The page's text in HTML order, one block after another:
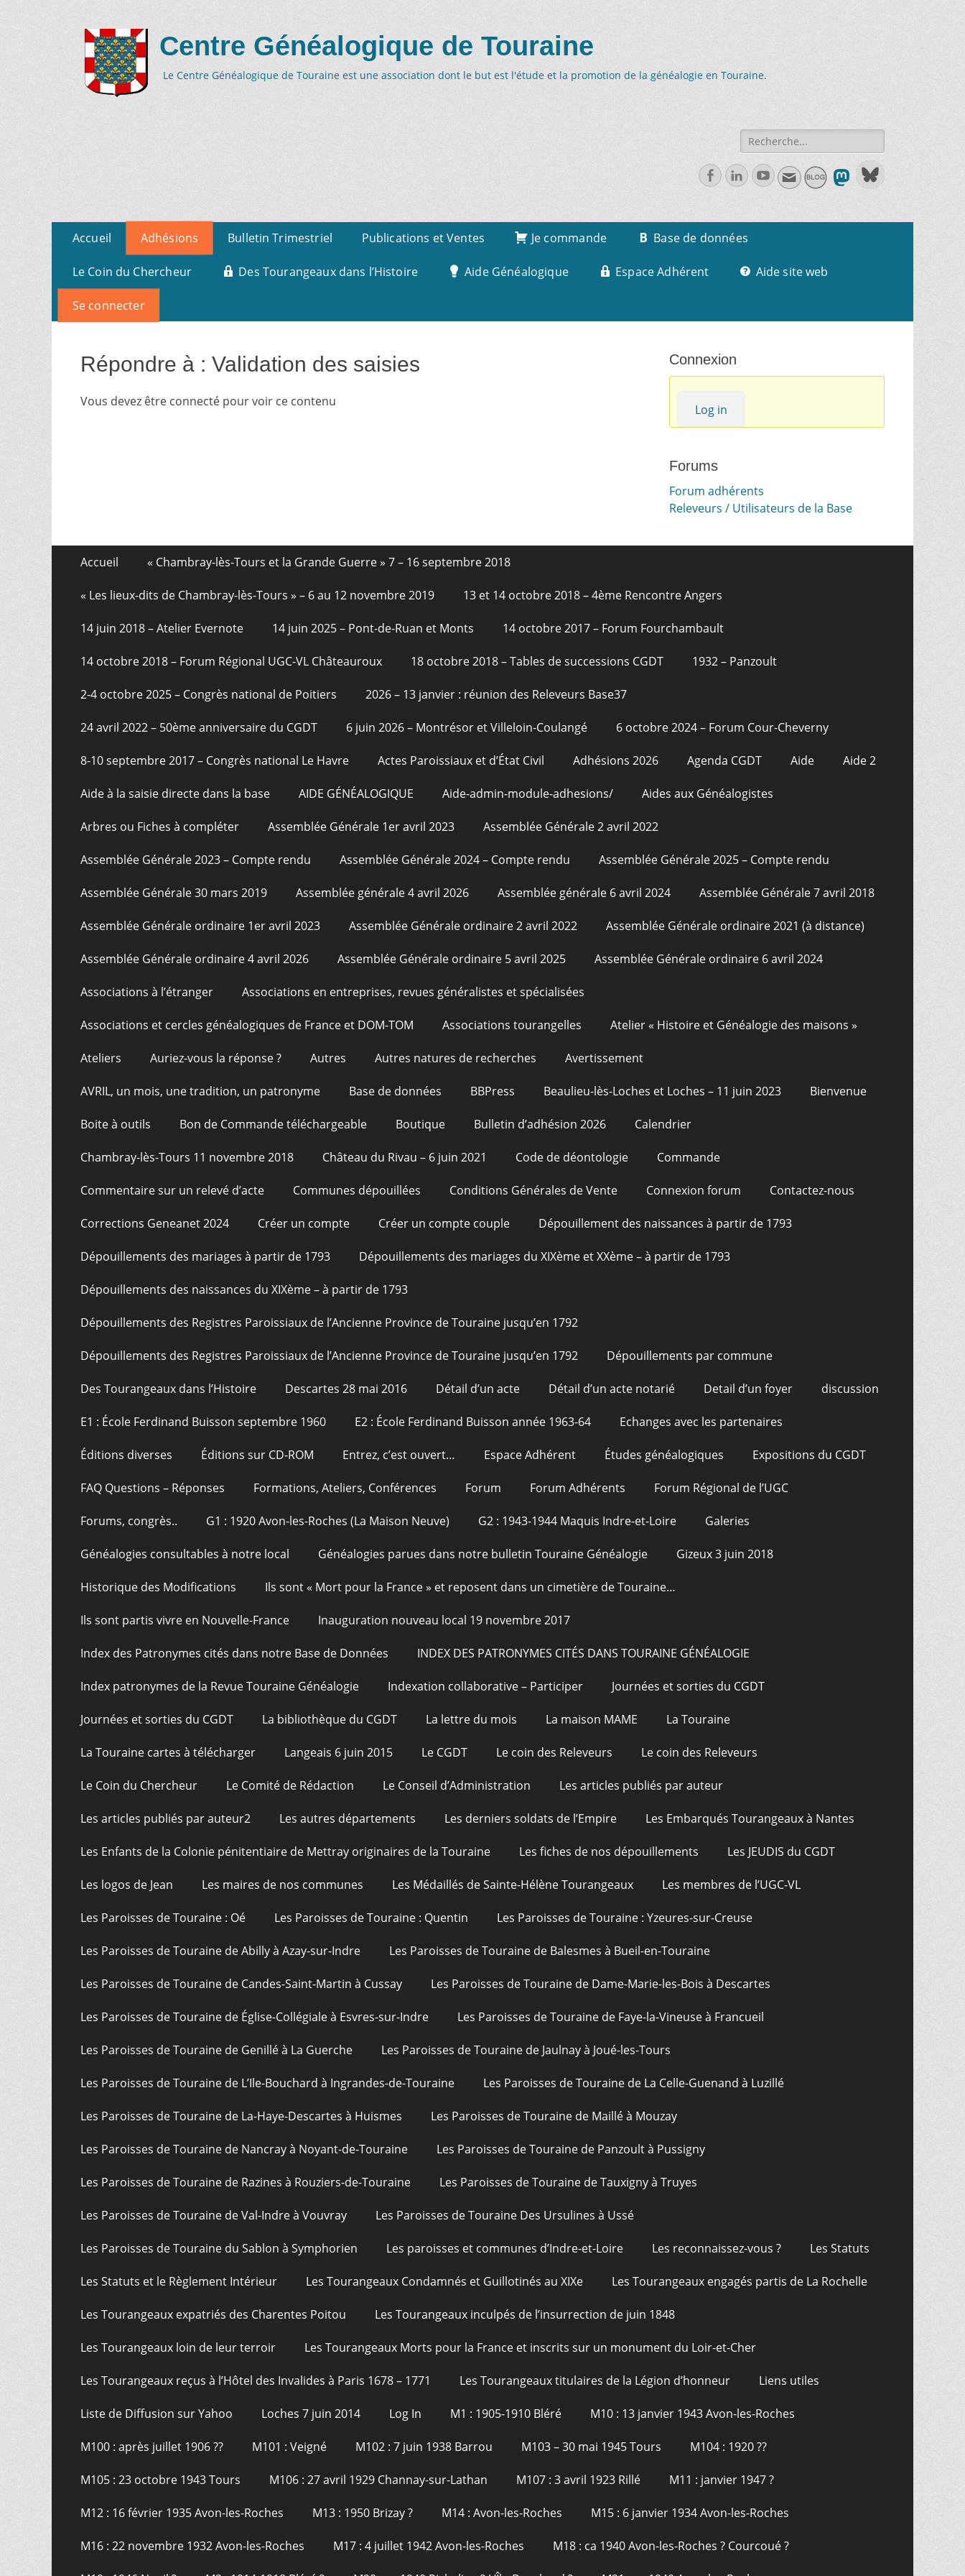
Centre Généalogique de Touraine
Le Centre Généalogique de Touraine est une association dont le but est l'étude et la promotion de la généalogie en Touraine.
Recherche
de:
FacebookLinkedlnYoutube
Menu
primaire
contenu
Accueil Adhésions Bulletin Trimestriel Publications et Ventes Je commande Base de données
Le Coin du Chercheur Des Tourangeaux dans l’Histoire Aide Généalogique Espace Adhérent Aide site web
Se connecter
Répondre à : Validation des saisies
Vous devez être connecté pour voir ce contenu
Connexion
Log in
Forums
Forum adhérents
Releveurs / Utilisateurs de la Base
Menu
de
page
contenu
Accueil « Chambray-lès-Tours et la Grande Guerre » 7 – 16 septembre 2018
« Les lieux-dits de Chambray-lès-Tours » – 6 au 12 novembre 2019 13 et 14 octobre 2018 – 4ème Rencontre Angers
14 juin 2018 – Atelier Evernote 14 juin 2025 – Pont-de-Ruan et Monts 14 octobre 2017 – Forum Fourchambault
14 octobre 2018 – Forum Régional UGC-VL Châteauroux 18 octobre 2018 – Tables de successions CGDT 1932 – Panzoult
2-4 octobre 2025 – Congrès national de Poitiers 2026 – 13 janvier : réunion des Releveurs Base37
24 avril 2022 – 50ème anniversaire du CGDT 6 juin 2026 – Montrésor et Villeloin-Coulangé 6 octobre 2024 – Forum Cour-Cheverny
8-10 septembre 2017 – Congrès national Le Havre Actes Paroissiaux et d’État Civil Adhésions 2026 Agenda CGDT Aide Aide 2
Aide à la saisie directe dans la base AIDE GÉNÉALOGIQUE Aide-admin-module-adhesions/ Aides aux Généalogistes
Arbres ou Fiches à compléter Assemblée Générale 1er avril 2023 Assemblée Générale 2 avril 2022
Assemblée Générale 2023 – Compte rendu Assemblée Générale 2024 – Compte rendu Assemblée Générale 2025 – Compte rendu
Assemblée Générale 30 mars 2019 Assemblée générale 4 avril 2026 Assemblée générale 6 avril 2024 Assemblée Générale 7 avril 2018
Assemblée Générale ordinaire 1er avril 2023 Assemblée Générale ordinaire 2 avril 2022 Assemblée Générale ordinaire 2021 (à distance)
Assemblée Générale ordinaire 4 avril 2026 Assemblée Générale ordinaire 5 avril 2025 Assemblée Générale ordinaire 6 avril 2024
Associations à l’étranger Associations en entreprises, revues généralistes et spécialisées
Associations et cercles généalogiques de France et DOM-TOM Associations tourangelles Atelier « Histoire et Généalogie des maisons »
Ateliers Auriez-vous la réponse ? Autres Autres natures de recherches Avertissement
AVRIL, un mois, une tradition, un patronyme Base de données BBPress Beaulieu-lès-Loches et Loches – 11 juin 2023 Bienvenue
Boite à outils Bon de Commande téléchargeable Boutique Bulletin d’adhésion 2026 Calendrier
Chambray-lès-Tours 11 novembre 2018 Château du Rivau – 6 juin 2021 Code de déontologie Commande
Commentaire sur un relevé d’acte Communes dépouillées Conditions Générales de Vente Connexion forum Contactez-nous
Corrections Geneanet 2024 Créer un compte Créer un compte couple Dépouillement des naissances à partir de 1793
Dépouillements des mariages à partir de 1793 Dépouillements des mariages du XIXème et XXème – à partir de 1793
Dépouillements des naissances du XIXème – à partir de 1793
Dépouillements des Registres Paroissiaux de l’Ancienne Province de Touraine jusqu’en 1792
Dépouillements des Registres Paroissiaux de l’Ancienne Province de Touraine jusqu’en 1792 Dépouillements par commune
Des Tourangeaux dans l’Histoire Descartes 28 mai 2016 Détail d’un acte Détail d’un acte notarié Detail d’un foyer discussion
E1 : École Ferdinand Buisson septembre 1960 E2 : École Ferdinand Buisson année 1963-64 Echanges avec les partenaires
Éditions diverses Éditions sur CD-ROM Entrez, c’est ouvert… Espace Adhérent Études généalogiques Expositions du CGDT
FAQ Questions – Réponses Formations, Ateliers, Conférences Forum Forum Adhérents Forum Régional de l’UGC
Forums, congrès.. G1 : 1920 Avon-les-Roches (La Maison Neuve) G2 : 1943-1944 Maquis Indre-et-Loire Galeries
Généalogies consultables à notre local Généalogies parues dans notre bulletin Touraine Généalogie Gizeux 3 juin 2018
Historique des Modifications Ils sont « Mort pour la France » et reposent dans un cimetière de Touraine…
Ils sont partis vivre en Nouvelle-France Inauguration nouveau local 19 novembre 2017
Index des Patronymes cités dans notre Base de Données INDEX DES PATRONYMES CITÉS DANS TOURAINE GÉNÉALOGIE
Index patronymes de la Revue Touraine Généalogie Indexation collaborative – Participer Journées et sorties du CGDT
Journées et sorties du CGDT La bibliothèque du CGDT La lettre du mois La maison MAME La Touraine
La Touraine cartes à télécharger Langeais 6 juin 2015 Le CGDT Le coin des Releveurs Le coin des Releveurs
Le Coin du Chercheur Le Comité de Rédaction Le Conseil d’Administration Les articles publiés par auteur
Les articles publiés par auteur2 Les autres départements Les derniers soldats de l’Empire Les Embarqués Tourangeaux à Nantes
Les Enfants de la Colonie pénitentiaire de Mettray originaires de la Touraine Les fiches de nos dépouillements Les JEUDIS du CGDT
Les logos de Jean Les maires de nos communes Les Médaillés de Sainte-Hélène Tourangeaux Les membres de l’UGC-VL
Les Paroisses de Touraine : Oé Les Paroisses de Touraine : Quentin Les Paroisses de Touraine : Yzeures-sur-Creuse
Les Paroisses de Touraine de Abilly à Azay-sur-Indre Les Paroisses de Touraine de Balesmes à Bueil-en-Touraine
Les Paroisses de Touraine de Candes-Saint-Martin à Cussay Les Paroisses de Touraine de Dame-Marie-les-Bois à Descartes
Les Paroisses de Touraine de Église-Collégiale à Esvres-sur-Indre Les Paroisses de Touraine de Faye-la-Vineuse à Francueil
Les Paroisses de Touraine de Genillé à La Guerche Les Paroisses de Touraine de Jaulnay à Joué-les-Tours
Les Paroisses de Touraine de L’Ile-Bouchard à Ingrandes-de-Touraine Les Paroisses de Touraine de La Celle-Guenand à Luzillé
Les Paroisses de Touraine de La-Haye-Descartes à Huismes Les Paroisses de Touraine de Maillé à Mouzay
Les Paroisses de Touraine de Nancray à Noyant-de-Touraine Les Paroisses de Touraine de Panzoult à Pussigny
Les Paroisses de Touraine de Razines à Rouziers-de-Touraine Les Paroisses de Touraine de Tauxigny à Truyes
Les Paroisses de Touraine de Val-Indre à Vouvray Les Paroisses de Touraine Des Ursulines à Ussé
Les Paroisses de Touraine du Sablon à Symphorien Les paroisses et communes d’Indre-et-Loire Les reconnaissez-vous ? Les Statuts
Les Statuts et le Règlement Intérieur Les Tourangeaux Condamnés et Guillotinés au XIXe Les Tourangeaux engagés partis de La Rochelle
Les Tourangeaux expatriés des Charentes Poitou Les Tourangeaux inculpés de l’insurrection de juin 1848
Les Tourangeaux loin de leur terroir Les Tourangeaux Morts pour la France et inscrits sur un monument du Loir-et-Cher
Les Tourangeaux reçus à l’Hôtel des Invalides à Paris 1678 – 1771 Les Tourangeaux titulaires de la Légion d’honneur Liens utiles
Liste de Diffusion sur Yahoo Loches 7 juin 2014 Log In M1 : 1905-1910 Bléré M10 : 13 janvier 1943 Avon-les-Roches
M100 : après juillet 1906 ?? M101 : Veigné M102 : 7 juin 1938 Barrou M103 – 30 mai 1945 Tours M104 : 1920 ??
M105 : 23 octobre 1943 Tours M106 : 27 avril 1929 Channay-sur-Lathan M107 : 3 avril 1923 Rillé M11 : janvier 1947 ?
M12 : 16 février 1935 Avon-les-Roches M13 : 1950 Brizay ? M14 : Avon-les-Roches M15 : 6 janvier 1934 Avon-les-Roches
M16 : 22 novembre 1932 Avon-les-Roches M17 : 4 juillet 1942 Avon-les-Roches M18 : ca 1940 Avon-les-Roches ? Courcoué ?